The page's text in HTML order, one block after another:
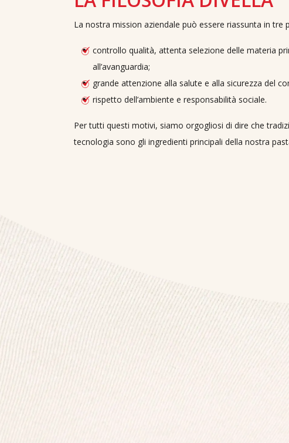
La nostra mission aziendale può essere riassunta in tre
controllo qualità, attenta selezione delle materia
all’avanguardia;
grande attenzione alla salute e alla sicurezza del
rispetto dell’ambiente e responsabilità sociale.
Per tutti questi motivi, siamo orgogliosi di dire che
tecnologia sono gli ingredienti principali della nostra